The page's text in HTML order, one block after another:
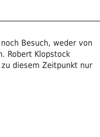
Besuch, weder von
Robert Klopstock
diesem Zeitpunkt nur